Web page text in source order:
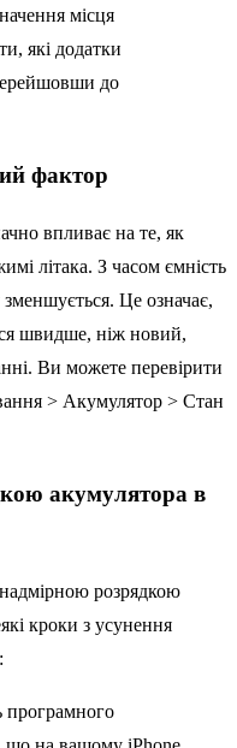
місця
які додатки
до
фактор
впливає на те, як
літака. З часом ємність
Це означає,
швидше, ніж новий,
Ви можете перевірити
> Акумулятор > Стан
акумулятора в
розрядкою
кроки з усунення
програмного